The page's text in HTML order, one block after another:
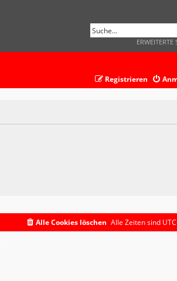
ERWEITERTE
Registrieren
Alle Zeiten sind
Alle Cookies löschen